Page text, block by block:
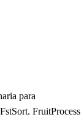
para
FruitProcess